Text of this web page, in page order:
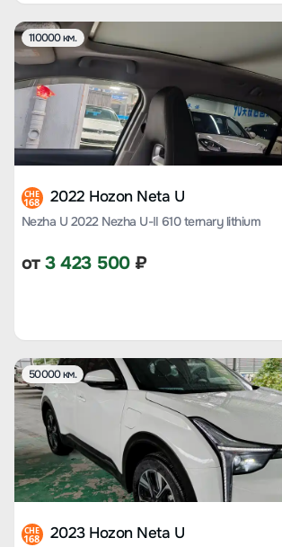
110000 км.
CHE
168 2022 Hozon Neta U
Nezha U 2022 Nezha U-Ⅱ 610 ternary lithium
от3 423 500₽
50000 км.
CHE
168 2023 Hozon Neta U